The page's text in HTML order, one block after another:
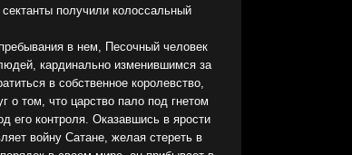
получили колоссальный
в нем, Песочный человек
кардинально изменившимся за
в собственное королевство,
о том, что царство пало под гнетом
его контроля. Оказавшись в ярости
войну Сатане, желая стереть в